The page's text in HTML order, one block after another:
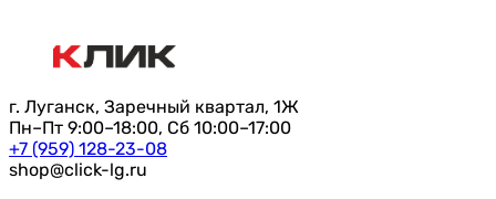
г. Луганск, Заречный квартал, 1Ж
Пн–Пт 9:00–18:00, Сб 10:00–17:00
+7 (959) 128-23-08
shop@click-lg.ru